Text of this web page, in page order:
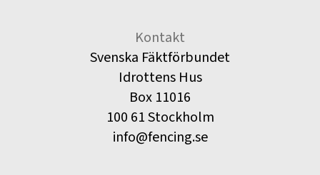
Kontakt
Svenska Fäktförbundet
Idrottens Hus
Box 11016
100 61 Stockholm
info@fencing.se